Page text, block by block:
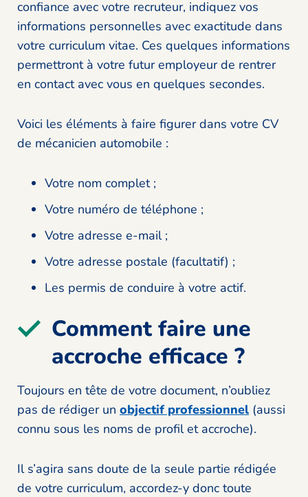
confiance avec votre recruteur, indiquez vos
informations personnelles avec exactitude dans
votre curriculum vitae. Ces quelques informations
permettront à votre futur employeur de rentrer
en contact avec vous en quelques secondes.
Voici les éléments à faire figurer dans votre CV
de mécanicien automobile :
Votre nom complet ;
Votre numéro de téléphone ;
Votre adresse e-mail ;
Votre adresse postale (facultatif) ;
Les permis de conduire à votre actif.
Comment faire une
accroche efficace ?
Toujours en tête de votre document, n’oubliez
pas de rédiger un objectif professionnel (aussi
connu sous les noms de profil et accroche).
Il s’agira sans doute de la seule partie rédigée
de votre curriculum, accordez-y donc toute